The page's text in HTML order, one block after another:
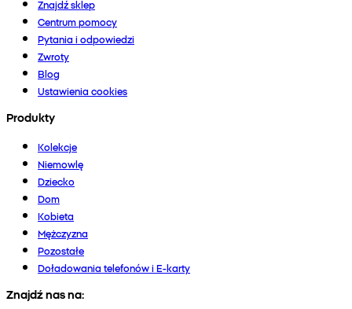
Znajdź sklep
Centrum pomocy
Pytania i odpowiedzi
Zwroty
Blog
Ustawienia cookies
Produkty
Kolekcje
Niemowlę
Dziecko
Dom
Kobieta
Mężczyzna
Pozostałe
Doładowania telefonów i E-karty
Znajdź nas na: